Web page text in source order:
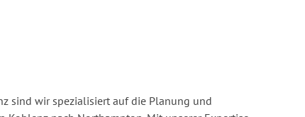
sind wir spezialisiert auf die Planung und